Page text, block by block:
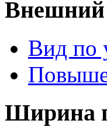
Ширина
Плавающая
Полная